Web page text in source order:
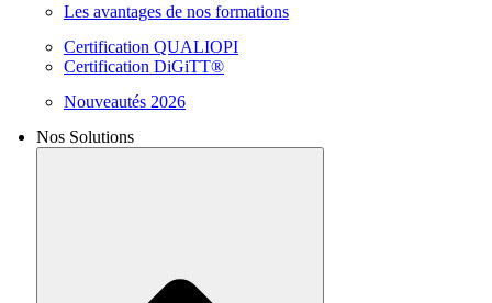
Les avantages de nos formations
Certification QUALIOPI
Certification DiGiTT®
Nouveautés 2026
Nos Solutions